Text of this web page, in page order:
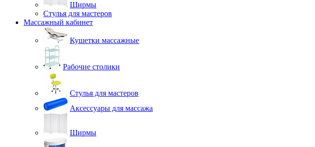
Ширмы
Стулья для мастеров
Массажный кабинет
Кушетки массажные
Рабочие столики
Стулья для мастеров
Аксессуары для массажа
Ширмы